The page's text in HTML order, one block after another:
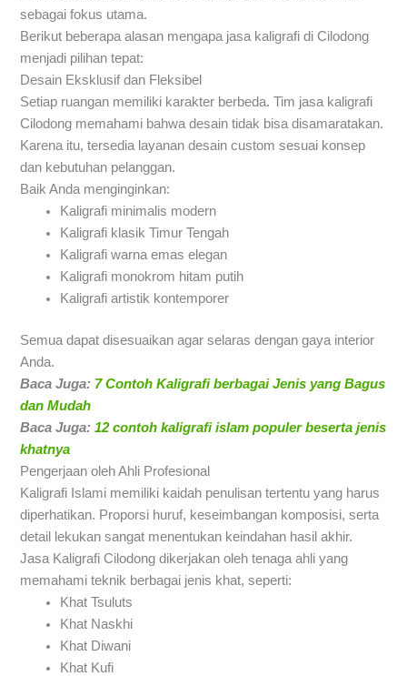
sebagai fokus utama.
Berikut beberapa alasan mengapa jasa kaligrafi di Cilodong
menjadi pilihan tepat:
Desain Eksklusif dan Fleksibel
Setiap ruangan memiliki karakter berbeda. Tim jasa kaligrafi
Cilodong memahami bahwa desain tidak bisa disamaratakan.
Karena itu, tersedia layanan desain custom sesuai konsep
dan kebutuhan pelanggan.
Baik Anda menginginkan:
Kaligrafi minimalis modern
Kaligrafi klasik Timur Tengah
Kaligrafi warna emas elegan
Kaligrafi monokrom hitam putih
Kaligrafi artistik kontemporer
Semua dapat disesuaikan agar selaras dengan gaya interior
Anda.
Baca Juga: 7 Contoh Kaligrafi berbagai Jenis yang Bagus
dan Mudah
Baca Juga:12 contoh kaligrafi islam populer beserta jenis
khatnya
Pengerjaan oleh Ahli Profesional
Kaligrafi Islami memiliki kaidah penulisan tertentu yang harus
diperhatikan. Proporsi huruf, keseimbangan komposisi, serta
detail lekukan sangat menentukan keindahan hasil akhir.
Jasa Kaligrafi Cilodong dikerjakan oleh tenaga ahli yang
memahami teknik berbagai jenis khat, seperti:
Khat Tsuluts
Khat Naskhi
Khat Diwani
Khat Kufi